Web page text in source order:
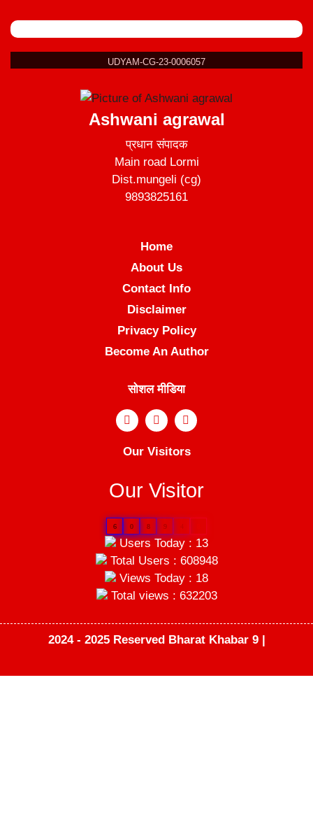
UDYAM-CG-23-0006057
Ashwani agrawal
प्रधान संपादक
Main road Lormi
Dist.mungeli (cg)
9893825161
Home
About Us
Contact Info
Disclaimer
Privacy Policy
Become An Author
सोशल मीडिया
Our Visitors
Our Visitor
6 0 8 9 4
Users Today : 13
Total Users : 608948
Views Today : 18
Total views : 632203
2024 - 2025 Reserved Bharat Khabar 9 |